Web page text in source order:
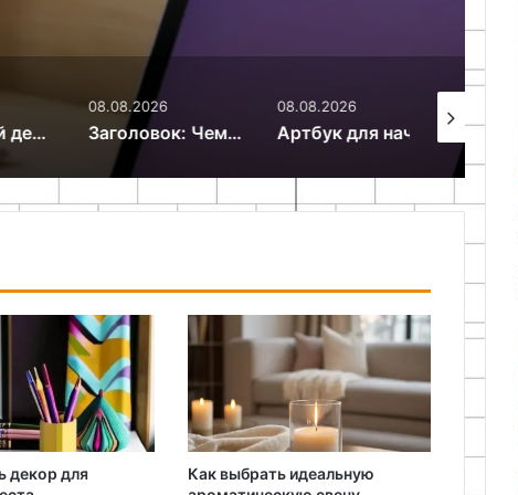
без больших затрат
08.08.2026
Заголовок: Чем украсить пустую стену: оригинальные идеи для декора своими руками
08.08.2026
Артбук для начинающих: как создать творческий дневник с нуля
декор для
Как выбрать идеальную